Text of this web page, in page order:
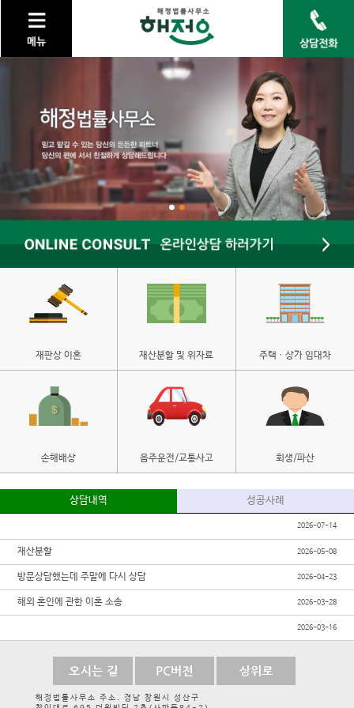
법률사무소 소개 keyboard_arrow_right
가정법률
keyboard_arrow_right
개인회생/개인파산 keyboard_arrow_right
고객센터 keyboard_arrow_right
재판상 이혼 재산분할 및 위자료 주택ㆍ상가 임대차
손해배상 음주운전/교통사고 회생/파산
상담내역 성공사례
2026-07-14
재산분할 2026-05-08
방문상담했는데 주말에 다시 상담 2026-04-23
해외 혼인에 관한 이혼 소송 2026-03-28
2026-03-16
해정법률사무소 주소. 경남 창원시 성산구